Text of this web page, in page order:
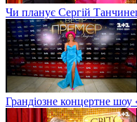
Чи планує Сергій
Грандіозне концертне шоу